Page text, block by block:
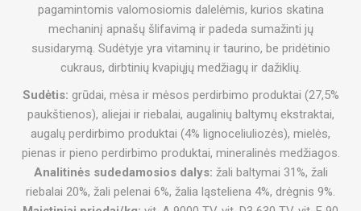
pagamintomis valomosiomis dalelėmis, kurios skatina
mechaninį apnašų šlifavimą ir padeda sumažinti jų
susidarymą. Sudėtyje yra vitaminų ir taurino, be pridėtinio
cukraus, dirbtinių kvapiųjų medžiagų ir dažiklių.
Sudėtis: grūdai, mėsa ir mėsos perdirbimo produktai (27,5%
paukštienos), aliejai ir riebalai, augalinių baltymų ekstraktai,
augalų perdirbimo produktai (4% lignoceliuliozės), mielės,
pienas ir pieno perdirbimo produktai, mineralinės medžiagos.
Analitinės sudedamosios dalys: žali baltymai 31%, žali
riebalai 20%, žali pelenai 6%, žalia ląsteliena 4%, drėgnis 9%.